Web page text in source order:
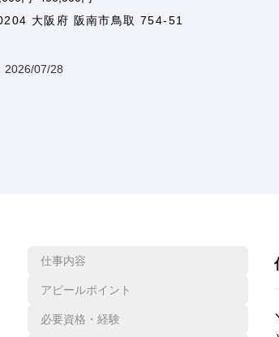
大阪府 阪南市鳥取 754-51
2026/07/28
仕事内容
アピールポイント
必要資格・経験